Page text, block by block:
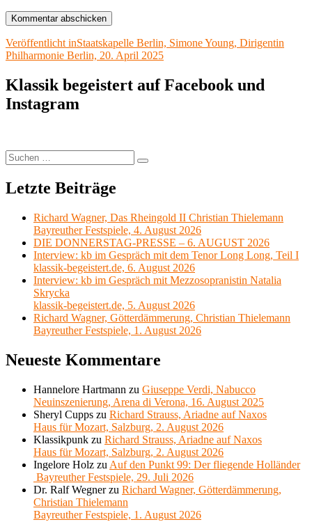
Beitragsnavigation
Veröffentlicht inStaatskapelle Berlin, Simone Young, Dirigentin
Philharmonie Berlin, 20. April 2025
Klassik begeistert auf Facebook und
Instagram
Suchen
nach:
Suchen
Letzte Beiträge
Richard Wagner, Das Rheingold II Christian Thielemann
Bayreuther Festspiele, 4. August 2026
DIE DONNERSTAG-PRESSE – 6. AUGUST 2026
Interview: kb im Gespräch mit dem Tenor Long Long, Teil I
klassik-begeistert.de, 6. August 2026
Interview: kb im Gespräch mit Mezzosopranistin Natalia
Skrycka
klassik-begeistert.de, 5. August 2026
Richard Wagner, Götterdämmerung, Christian Thielemann
Bayreuther Festspiele, 1. August 2026
Neueste Kommentare
Hannelore Hartmann zu Giuseppe Verdi, Nabucco
Neuinszenierung, Arena di Verona, 16. August 2025
Sheryl Cupps zu Richard Strauss, Ariadne auf Naxos
Haus für Mozart, Salzburg, 2. August 2026
Klassikpunk zu Richard Strauss, Ariadne auf Naxos
Haus für Mozart, Salzburg, 2. August 2026
Ingelore Holz zu Auf den Punkt 99: Der fliegende Holländer
Bayreuther Festspiele, 29. Juli 2026
Dr. Ralf Wegnerzu Richard Wagner, Götterdämmerung,
Christian Thielemann
Bayreuther Festspiele, 1. August 2026